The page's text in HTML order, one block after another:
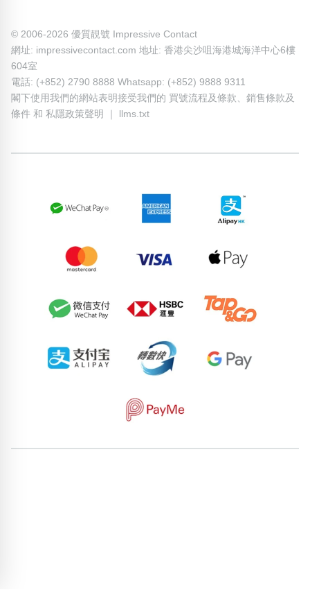
© 2006-2026 優質靚號 Impressive Contact
網址: impressivecontact.com 地址: 香港尖沙咀海港城海洋中心6樓
604室
電話: (+852) 2790 8888 Whatsapp: (+852) 9888 9311
閣下使用我們的網站表明接受我們的 買號流程及條款
銷售條款及
條件 和 私隱政策聲明 ｜ llms.txt